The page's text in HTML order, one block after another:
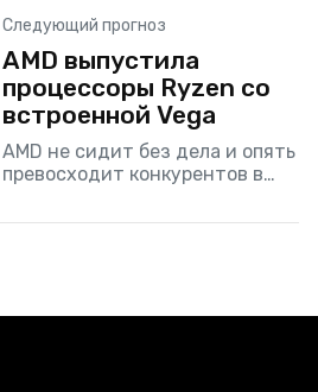
примерно в 2023 году, но
выход будет основываться на
состоянии рынка. Пока что
Следующий прогноз
AMD выпустила
процессоры Ryzen со
встроенной Vega
AMD не сидит без дела и опять
превосходит конкурентов в
миру новую линейку APU